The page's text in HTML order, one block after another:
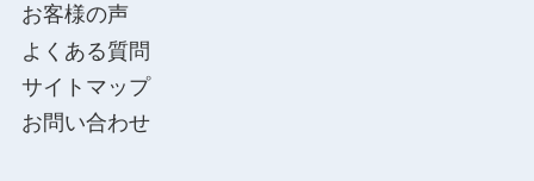
お客様の声
よくある質問
サイトマップ
お問い合わせ